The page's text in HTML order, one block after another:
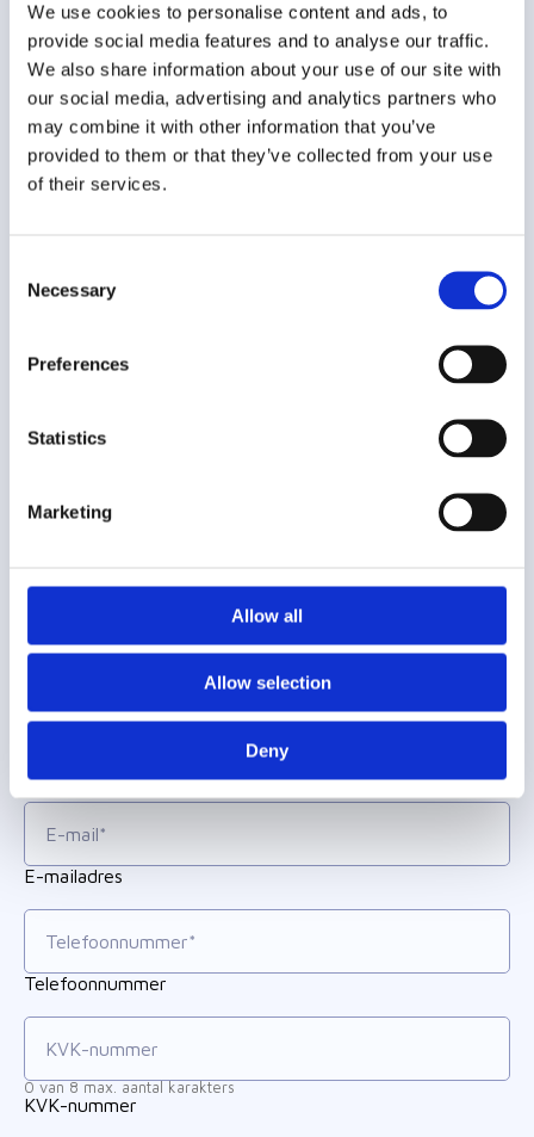
We use cookies to personalise content and ads, to
provide social media features and to analyse our traffic.
We also share information about your use of our site with
our social media, advertising and analytics partners who
may combine it with other information that you’ve
provided to them or that they’ve collected from your use
of their services.
Selection
Necessary
Preferences
Statistics
Marketing
Allow all
Allow selection
Deny
vindt plaats via een openbare selectieprocedure.
Inschrijven voor een kavel kan via onderstaand formulier.
In de downloads vindt u meer informatie over de
beschikbare kavels en de criteria voor uitgifte.
Naam bedrijf
Voornaam
E-mailadres
Telefoonnummer
0 van 8 max. aantal karakters
KVK-nummer